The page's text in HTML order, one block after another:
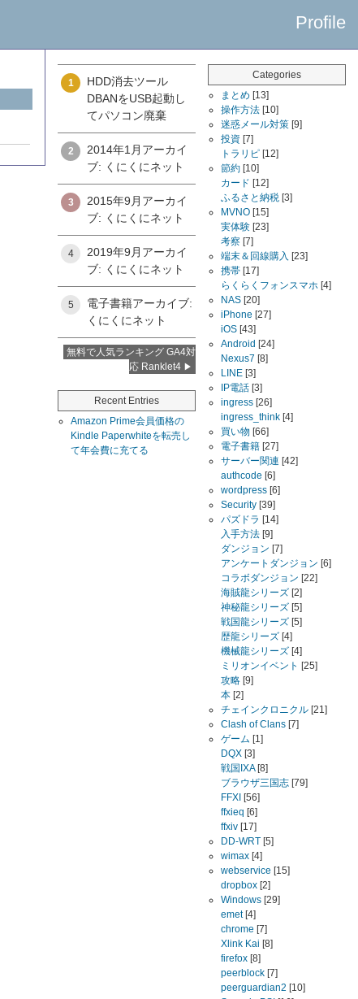
Profile
1
HDD消去ツール
DBANをUSB起動し
てパソコン廃棄
2
2014年1月アーカイ
ブ: くにくにネット
3
2015年9月アーカイ
ブ: くにくにネット
4
2019年9月アーカイ
ブ: くにくにネット
5
電子書籍アーカイブ:
くにくにネット
無料で人気ランキング GA4対
応 Ranklet4
Recent Entries
Amazon Prime会員価格の
Kindle Paperwhiteを転売し
て年会費に充てる
Categories
まとめ [13]
操作方法 [10]
迷惑メール対策 [9]
投資 [7]
トラリピ [12]
節約 [10]
カード [12]
ふるさと納税 [3]
MVNO [15]
実体験 [23]
考察 [7]
端末＆回線購入 [23]
携帯 [17]
らくらくフォンスマホ [4]
NAS [20]
iPhone [27]
iOS [43]
Android [24]
Nexus7 [8]
LINE [3]
IP電話 [3]
ingress [26]
ingress_think [4]
買い物 [66]
電子書籍 [27]
サーバー関連 [42]
authcode [6]
wordpress [6]
Security [39]
パズドラ [14]
入手方法 [9]
ダンジョン [7]
アンケートダンジョン [6]
コラボダンジョン [22]
海賊龍シリーズ [2]
神秘龍シリーズ [5]
戦国龍シリーズ [5]
歴龍シリーズ [4]
機械龍シリーズ [4]
ミリオンイベント [25]
攻略 [9]
本 [2]
チェインクロニクル [21]
Clash of Clans [7]
ゲーム [1]
DQX [3]
戦国IXA[8]
ブラウザ三国志 [79]
FFXI [56]
ffxieq [6]
ffxiv [17]
DD-WRT [5]
wimax [4]
webservice [15]
dropbox [2]
Windows [29]
emet[4]
chrome [7]
Xlink Kai [8]
firefox [8]
peerblock [7]
peerguardian2 [10]